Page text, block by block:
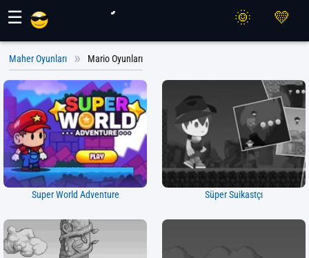
☰
Maher Oyunları Mario Oyunları
Super World Adventure Süper Suikastçı